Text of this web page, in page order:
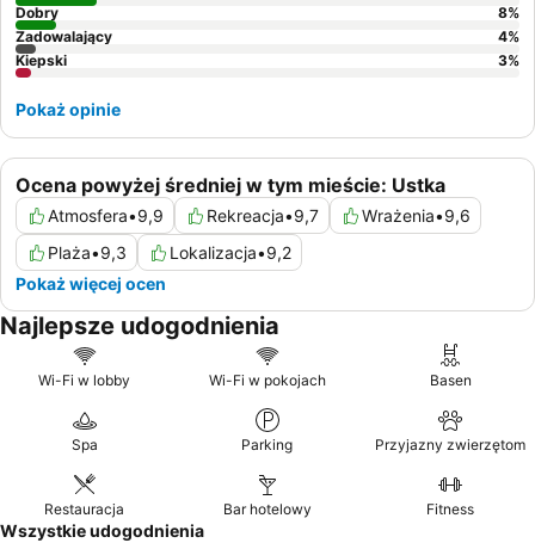
Ocena powyżej średniej w tym mieście: Ustka
Atmosfera•9,9 Rekreacja•9,7 Wrażenia•9,6
Plaża•9,3 Lokalizacja•9,2
Pokaż więcej ocen
Dobry
8%
Zadowalający
4%
Kiepski
3%
Pokaż opinie
Najlepsze udogodnienia
Wi-Fi w lobby Wi-Fi w pokojach Basen
Spa Parking Przyjazny zwierzętom
Restauracja Bar hotelowy Fitness
Wszystkie udogodnienia